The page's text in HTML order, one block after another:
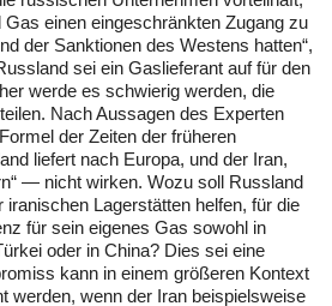
einen eingeschränkten Zugang zu
der Sanktionen des Westens hatten“,
sei ein Gaslieferant auf für den
werde es schwierig werden, die
Nach Aussagen des Experten
der Zeiten der früheren
liefert nach Europa, und der Iran,
— nicht wirken. Wozu soll Russland
iranischen Lagerstätten helfen, für die
für sein eigenes Gas sowohl in
oder in China? Dies sei eine
kann in einem größeren Kontext
werden, wenn der Iran beispielsweise